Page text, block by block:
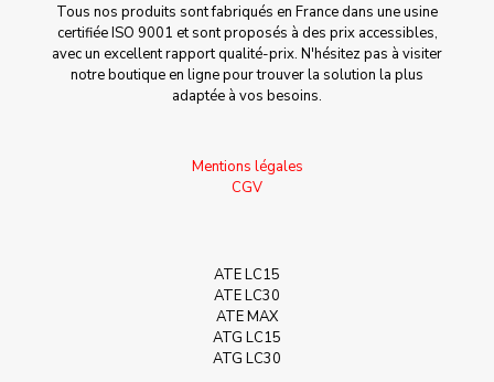
Tous nos produits sont fabriqués en France dans une usine
certifiée ISO 9001 et sont proposés à des prix accessibles,
avec un excellent rapport qualité-prix. N'hésitez pas à visiter
notre boutique en ligne pour trouver la solution la plus
adaptée à vos besoins.
Mentions légales
CGV
ATE LC15
ATE LC30
ATE MAX
ATG LC15
ATG LC30